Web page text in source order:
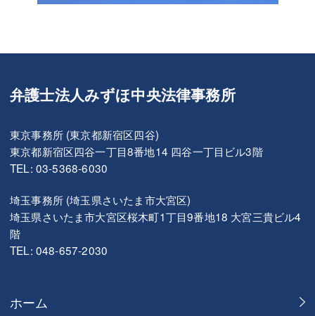
弁護士法人みずほ中央法律事務所
東京事務所 (東京都新宿区四谷)
東京都新宿区四谷一丁目8番地14 四谷一丁目ビル3階
TEL: 03-5368-6030
埼玉事務所 (埼玉県さいたま市大宮区)
埼玉県さいたま市大宮区桜木町1丁目9番地18 大宮三貴ビル4
階
TEL: 048-657-2030
ホーム